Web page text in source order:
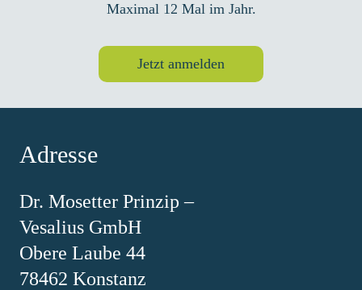
Maximal 12 Mal im Jahr.
Jetzt anmelden
Adresse
Dr. Mosetter Prinzip –
Vesalius GmbH
Obere Laube 44
78462 Konstanz